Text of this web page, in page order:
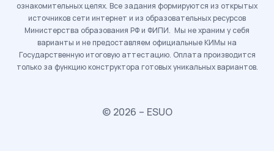
ознакомительных целях. Все задания формируются из открытых
источников сети интернет и из образовательных ресурсов
Министерства образования РФ и ФИПИ. Мы не храним у себя
варианты и не предоставляем официальные КИМы на
Государственную итоговую аттестацию. Оплата производится
только за функцию конструктора готовых уникальных вариантов.
© 2026 – ESUO